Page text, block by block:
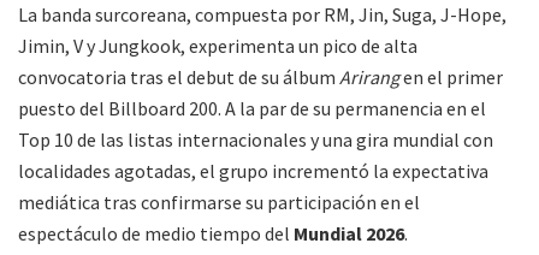
La banda surcoreana, compuesta por RM, Jin, Suga, J-Hope,
Jimin, V y Jungkook, experimenta un pico de alta
convocatoria tras el debut de su álbum Arirangen el primer
puesto del Billboard 200. A la par de su permanencia en el
Top 10 de las listas internacionales y una gira mundial con
localidades agotadas, el grupo incrementó la expectativa
mediática tras confirmarse su participación en el
espectáculo de medio tiempo del Mundial 2026.